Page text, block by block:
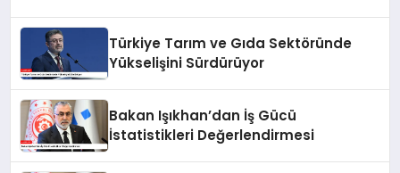
Türkiye Tarım ve Gıda Sektöründe
Yükselişini Sürdürüyor
Bakan Işıkhan’dan İş Gücü
İstatistikleri Değerlendirmesi